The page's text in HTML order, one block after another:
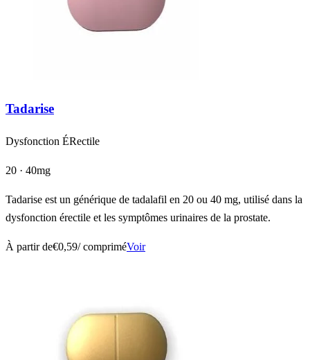
Tadarise
Dysfonction ÉRectile
20 · 40mg
Tadarise est un générique de tadalafil en 20 ou 40 mg, utilisé dans la
dysfonction érectile et les symptômes urinaires de la prostate.
À partir de€0,59/ compriméVoir